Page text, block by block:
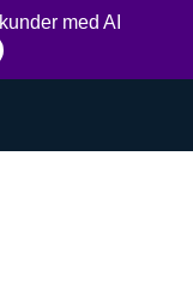
med AI